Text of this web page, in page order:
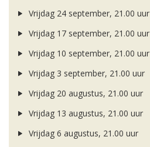
Vrijdag 24 september, 21.00 uur
Vrijdag 17 september, 21.00 uur
Vrijdag 10 september, 21.00 uur
Vrijdag 3 september, 21.00 uur
Vrijdag 20 augustus, 21.00 uur
Vrijdag 13 augustus, 21.00 uur
Vrijdag 6 augustus, 21.00 uur